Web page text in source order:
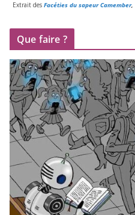
Extrait desFacéties du sapeur Camember,
Que faire ?